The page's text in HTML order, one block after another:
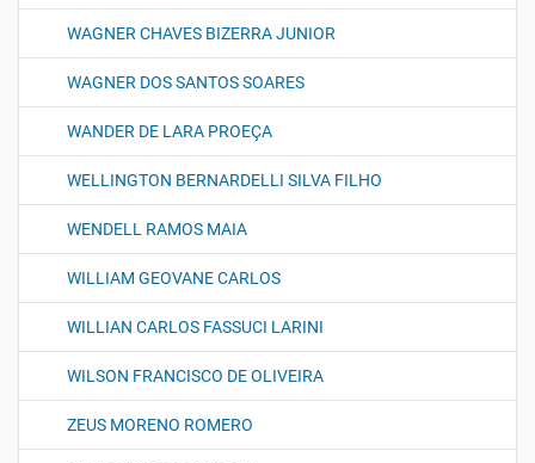
WAGNER CHAVES BIZERRA JUNIOR
WAGNER DOS SANTOS SOARES
WANDER DE LARA PROEÇA
WELLINGTON BERNARDELLI SILVA FILHO
WENDELL RAMOS MAIA
WILLIAM GEOVANE CARLOS
WILLIAN CARLOS FASSUCI LARINI
WILSON FRANCISCO DE OLIVEIRA
ZEUS MORENO ROMERO